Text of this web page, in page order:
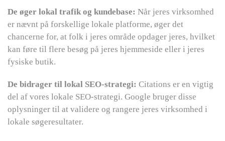
De øger lokal trafik og kundebase: Når jeres virksomhed
er nævnt på forskellige lokale platforme, øger det
chancerne for, at folk i jeres område opdager jeres, hvilket
kan føre til flere besøg på jeres hjemmeside eller i jeres
fysiske butik.
De bidrager til lokal SEO-strategi: Citations er en vigtig
del af vores lokale SEO-strategi. Google bruger disse
oplysninger til at validere og rangere jeres virksomhed i
lokale søgeresultater.